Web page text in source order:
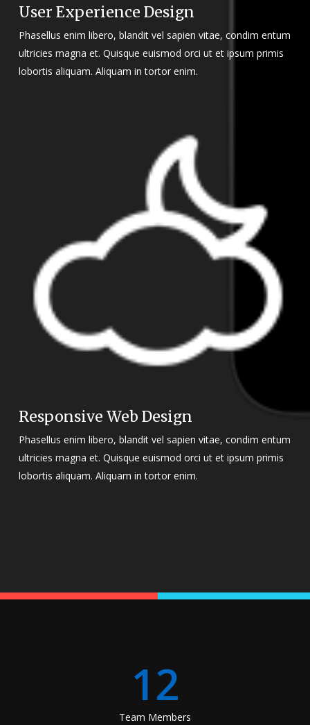
User Experience Design
Phasellus enim libero, blandit vel sapien vitae, condim entum
ultricies magna et. Quisque euismod orci ut et ipsum primis
lobortis aliquam. Aliquam in tortor enim.
Responsive Web Design
Phasellus enim libero, blandit vel sapien vitae, condim entum
ultricies magna et. Quisque euismod orci ut et ipsum primis
lobortis aliquam. Aliquam in tortor enim.
12
Team Members